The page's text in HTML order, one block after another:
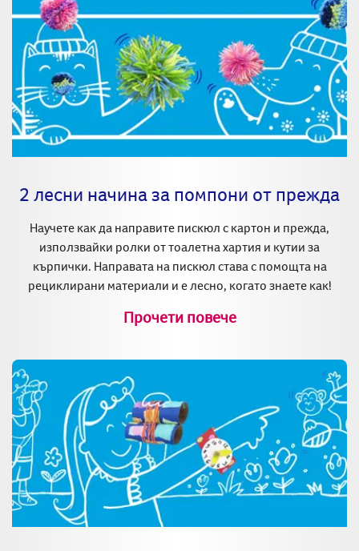
2 лесни начина за помпони от прежда
Научете как да направите пискюл с картон и прежда,
използвайки ролки от тоалетна хартия и кутии за
кърпички. Направата на пискюл става с помощта на
рециклирани материали и е лесно, когато знаете как!
Прочети повече